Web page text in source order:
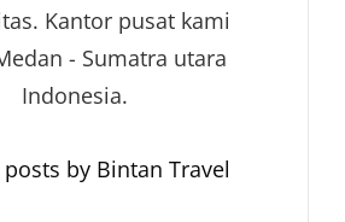
Kantor pusat kami
- Sumatra utara
Indonesia.
by Bintan Travel